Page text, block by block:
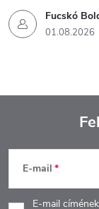
Fucskó
01.08.2026
L
á
E-mail
E-mail